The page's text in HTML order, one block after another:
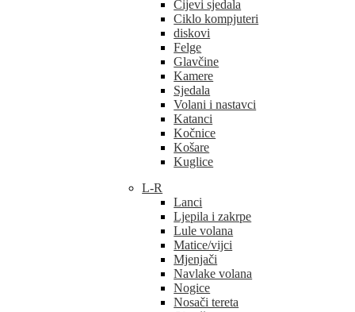
Cijevi sjedala
Ciklo kompjuteri
diskovi
Felge
Glavčine
Kamere
Sjedala
Volani i nastavci
Katanci
Kočnice
Košare
Kuglice
L-R
Lanci
Ljepila i zakrpe
Lule volana
Matice/vijci
Mjenjači
Navlake volana
Nogice
Nosači tereta